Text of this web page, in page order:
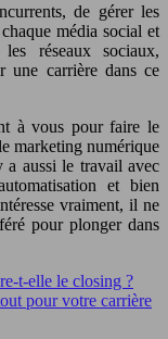
de gérer les
média social et
réseaux sociaux,
une carrière dans ce
à vous pour faire le
marketing numérique
a aussi le travail avec
et bien
vraiment, il ne
pour plonger dans
t-elle le closing ?
pour votre carrière